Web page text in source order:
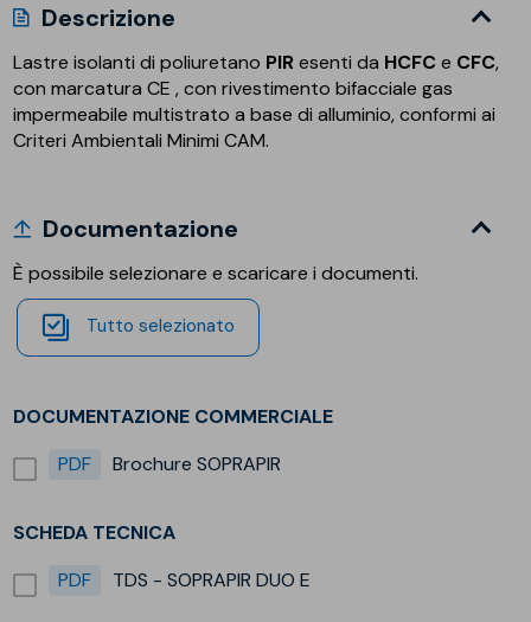
Descrizione
Lastre isolanti di poliuretano PIResenti da HCFCe CFC,
con marcatura CE , con rivestimento bifacciale gas
impermeabile multistrato a base di alluminio, conformi ai
Criteri Ambientali Minimi CAM.
Documentazione
È possibile selezionare e scaricare i documenti.
Tutto selezionato
DOCUMENTAZIONE COMMERCIALE
PDF
Brochure SOPRAPIR
SCHEDA TECNICA
PDF
TDS - SOPRAPIR DUO E